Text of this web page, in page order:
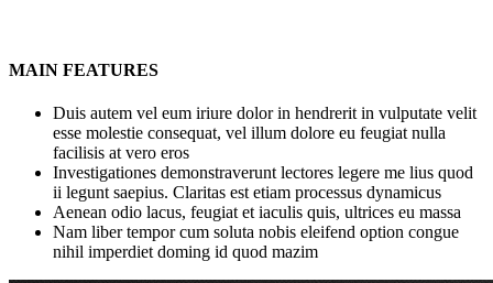
MAIN FEATURES
Duis autem vel eum iriure dolor in hendrerit in vulputate velit
esse molestie consequat, vel illum dolore eu feugiat nulla
facilisis at vero eros
Investigationes demonstraverunt lectores legere me lius quod
ii legunt saepius. Claritas est etiam processus dynamicus
Aenean odio lacus, feugiat et iaculis quis, ultrices eu massa
Nam liber tempor cum soluta nobis eleifend option congue
nihil imperdiet doming id quod mazim